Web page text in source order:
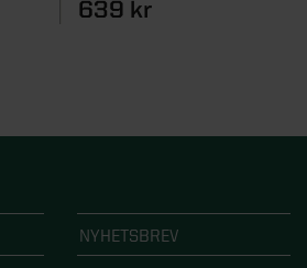
639 kr
NYHETSBREV